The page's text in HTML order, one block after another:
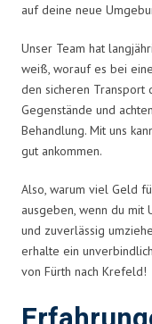
auf deine neue
Unser Team hat
weiß, worauf es bei
den sicheren Transport
Gegenstände und
Behandlung. Mit uns
gut ankommen.
Also, warum viel Geld
ausgeben, wenn du mit
und zuverlässig
erhalte ein
von Fürth nach Krefeld!